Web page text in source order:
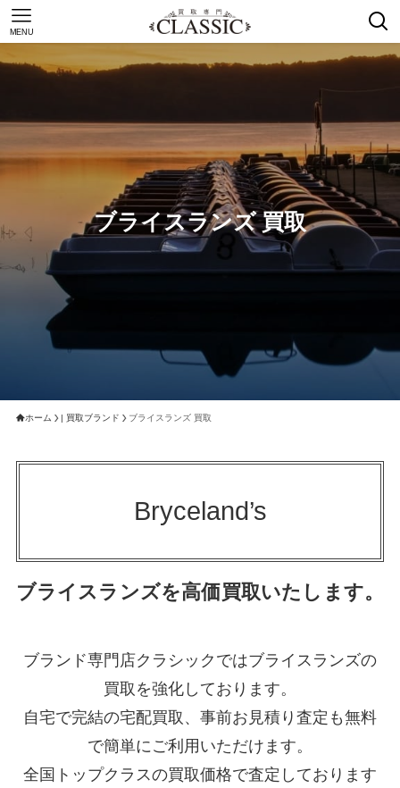
MENU
ブライスランズ 買取
ホーム | 買取ブランド ブライスランズ 買取
Bryceland’s
ブライスランズを高価買取いたします。
ブランド専門店クラシックではブライスランズの
買取を強化しております。
自宅で完結の宅配買取、事前お見積り査定も無料
で簡単にご利用いただけます。
全国トップクラスの買取価格で査定しております